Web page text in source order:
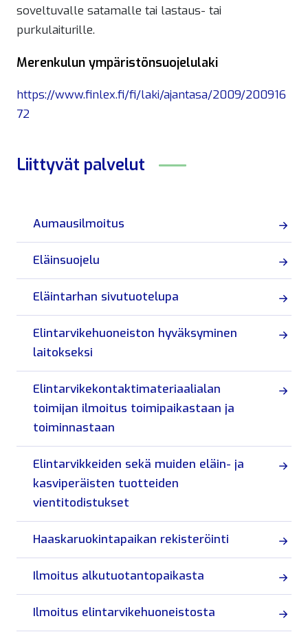
soveltuvalle satamalle tai lastaus- tai
purkulaiturille.
Merenkulun ympäristönsuojelulaki
https://www.finlex.fi/fi/laki/ajantasa/2009/200916
72
Liittyvät palvelut
Aumausilmoitus
Eläinsuojelu
Eläintarhan sivutuotelupa
Elintarvikehuoneiston hyväksyminen
laitokseksi
Elintarvikekontaktimateriaalialan
toimijan ilmoitus toimipaikastaan ja
toiminnastaan
Elintarvikkeiden sekä muiden eläin- ja
kasviperäisten tuotteiden
vientitodistukset
Haaskaruokintapaikan rekisteröinti
Ilmoitus alkutuotantopaikasta
Ilmoitus elintarvikehuoneistosta